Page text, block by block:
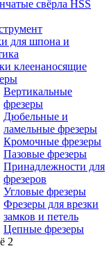
свёрла HSS
для шпона и
клеенаносящие
Вертикальные
фрезеры
Дюбельные и
ламельные фрезеры
Кромочные фрезеры
Пазовые фрезеры
Принадлежности для
фрезеров
Угловые фрезеры
Фрезеры для врезки
замков и петель
Цепные фрезеры
2